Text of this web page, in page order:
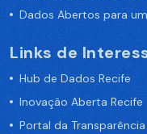
Dados Abertos para
Links de
Hub de Dados Recife
Inovação Aberta Recife
Portal da Transparência